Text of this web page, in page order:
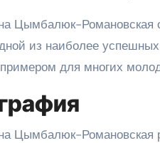
Цымбалюк-Романовская
из наиболее
для многих
Цымбалюк-Романовская